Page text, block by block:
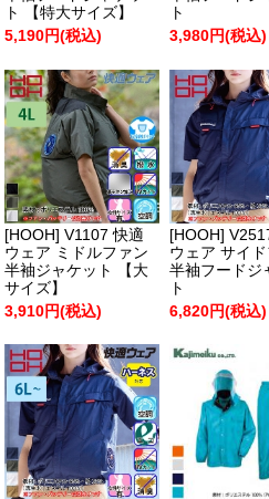
ト 【特大サイズ】
5,190円(税込)
ト
3,980円(税込)
[HOOH] V1107 快適
ウェア ミドルファン
半袖ジャケット 【大
サイズ】
3,910円(税込)
[HOOH]
ウェア サイ
半袖フードジ
ト
6,820円(税込)